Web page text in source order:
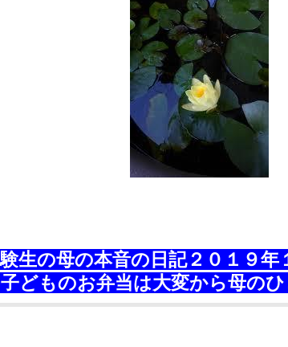
生の母の本音の日記２０１９
子どものお弁当は大変から母の